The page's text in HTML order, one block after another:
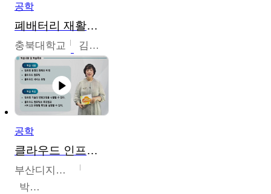
공학
폐배터리 재활용 공학
충북대학교 김영재,최진섭,한성수,한요셉,윤문수,박유세,강동우,박민준,이동주,조채용
공학
클라우드 인프라 구축 및 활용
부산디지털대학교
박수현